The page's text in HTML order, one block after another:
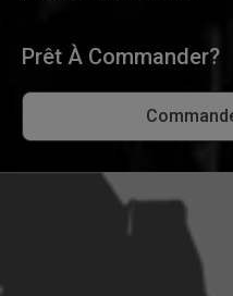
Prêt À Commander?